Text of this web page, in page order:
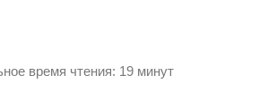
время чтения: 19 минут